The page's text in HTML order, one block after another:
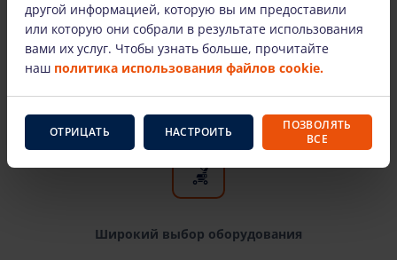
Здесь вы найдете самых известных
производителей и проверенное временем
оборудование для высотных работ. Наша
пригодна к эксплуатации.
Широкий выбор оборудования
другой информацией, которую вы им предоставили
или которую они собрали в результате использования
вами их услуг. Чтобы узнать больше, прочитайте
наш политика использования файлов cookie.
ОТРИЦАТЬ НАСТРОИТЬ
ПОЗВОЛЯТЬ
ВСЕ